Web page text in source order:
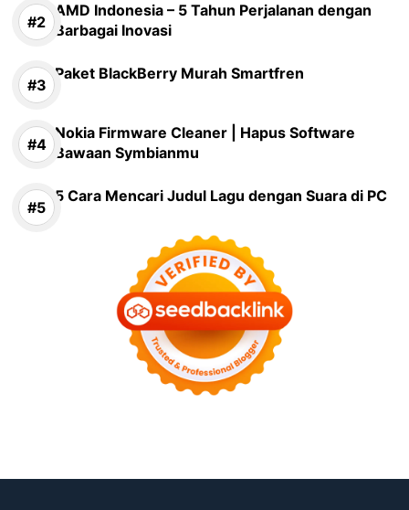
AMD Indonesia – 5 Tahun Perjalanan dengan
Barbagai Inovasi
Paket BlackBerry Murah Smartfren
Nokia Firmware Cleaner | Hapus Software
Bawaan Symbianmu
5 Cara Mencari Judul Lagu dengan Suara di PC